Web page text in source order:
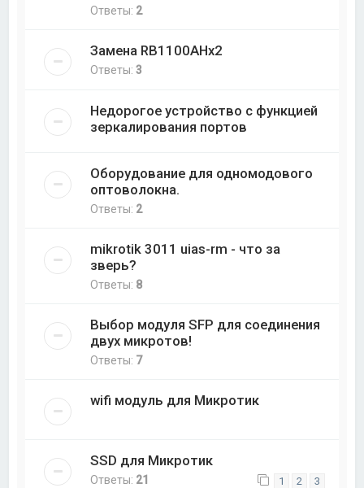
Ответы: 2
Замена RB1100AHx2
Ответы:3
Недорогое устройство с функцией
зеркалирования портов
Оборудование для одномодового
оптоволокна.
Ответы: 2
mikrotik 3011 uias-rm - что за
зверь?
Ответы: 8
Выбор модуля SFP для соединения
двух микротов!
Ответы: 7
wifi модуль для Микротик
SSD для Микротик
Ответы: 21 1 2 3